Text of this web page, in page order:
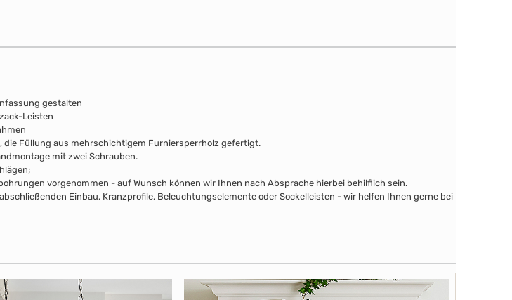
gestalten
Leisten
die Füllung aus mehrschichtigem Furniersperrholz gefertigt.
mit zwei Schrauben.
vorgenommen - auf Wunsch können wir Ihnen nach Absprache hierbei behilflich sein.
Einbau, Kranzprofile, Beleuchtungselemente oder Sockelleisten - wir helfen Ihnen gerne bei